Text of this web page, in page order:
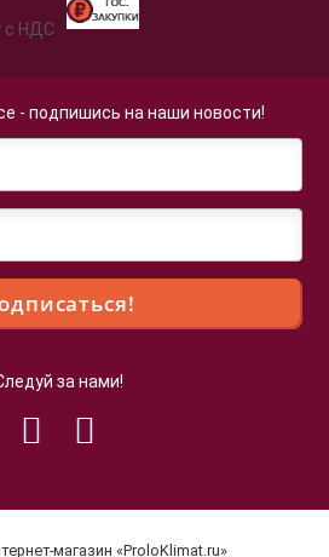
- подпишись на наши новости!
за нами!
магазин «ProloKlimat.ru»
нашего сайта, вы